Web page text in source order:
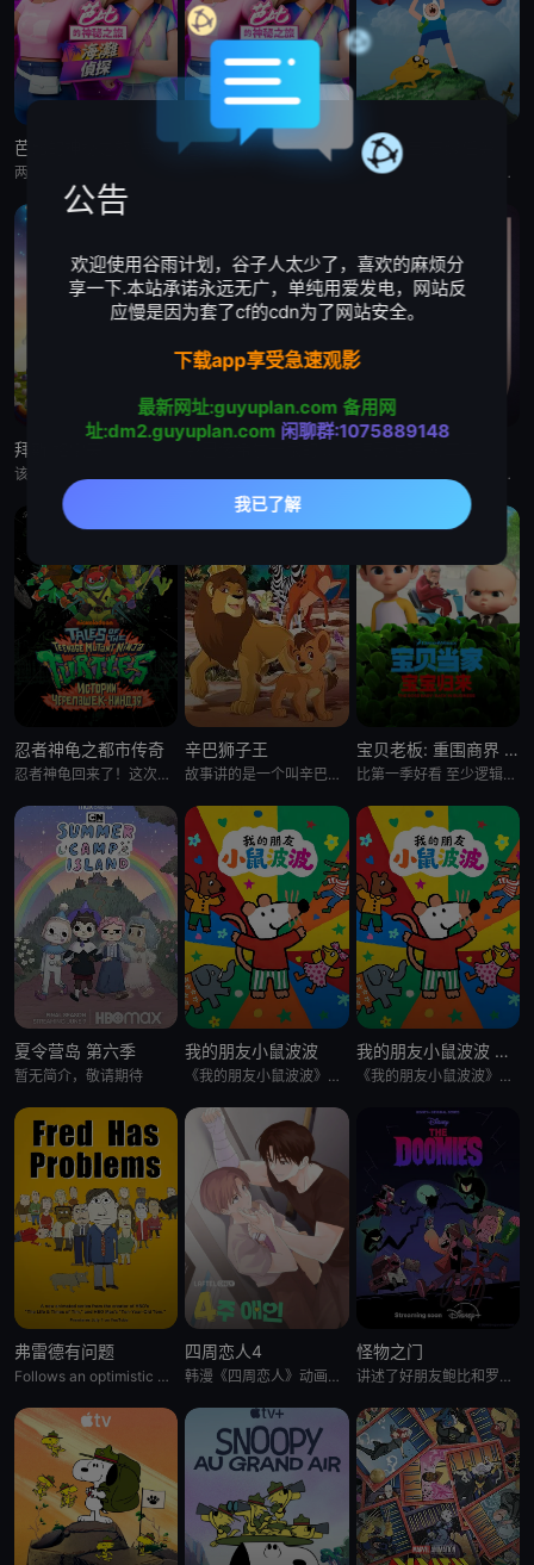
芭比的神秘之旅:海滩探案集 英语版 芭比的神秘之旅:海滩探案集 探险活宝:支线任务
《探险活宝：支线任务》已获得 CNS 批准，这是一部儿童系列动画，它将带领观众回到芬恩还是个孩子的时候，那时他
拜斯:格雷夫
本节目是首部同时得到澳大利亚电影局和新南威尔士电影局扶持的中澳联合出品动画纪录片。以短番的形式重述百余年里，发
忍者神龟之都市传奇
忍者神龟回来了！这次是以电视剧的形式。当神龟们被人类接纳，一边上高中一边继续他们的超级英雄生涯时，他们面临着同
辛巴狮子王
故事讲的是一个叫辛巴的小狮子在困难中进行历练，最终成为丛林之王的故事。故事中，小狮子辛巴的爸爸被猎人杀害，
宝贝老板: 重围商界 第二季
比第一季好看 至少逻辑上更合理了 就是好喜欢boss baby的眼睫毛啊 我的天 P.s 这季里stacy真的
夏令营岛 第六季
暂无简介，敬请期待
我的朋友小鼠波波
《我的朋友小鼠波波》是一个风靡全球、深受学龄前儿童及家长喜爱的经典IP，改编自英国著名儿童作家露西·卡曾斯创作
我的朋友小鼠波波 英语版
《我的朋友小鼠波波》是一个风靡全球、深受学龄前儿童及家长喜爱的经典IP，改编自英国著名儿童作家露西·卡曾斯创作
弗雷德有问题
Follows an optimistic man who tries to keep up with the
四周恋人4
韩漫《四周恋人》动画化决定！
怪物之门
讲述了好朋友鲍比和罗米不小心打开了一扇通往另一个世界的大门，将他们的沿海小镇变成了恐怖生物的聚集地，他们必须与
公告
欢迎使用谷雨计划，谷子人太少了，喜欢的麻烦分
享一下.本站承诺永远无广，单纯用爱发电，网站反
应慢是因为套了cf的cdn为了网站安全。
下载app享受急速观影
最新网址:guyuplan.com 备用网
址:dm2.guyuplan.com 闲聊群:1075889148